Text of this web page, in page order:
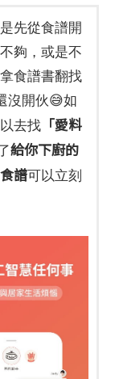
先從食譜開
夠，或是不
食譜書翻找
沒開伙😅如
去找 「愛料
給你下廚的
譜可以立刻